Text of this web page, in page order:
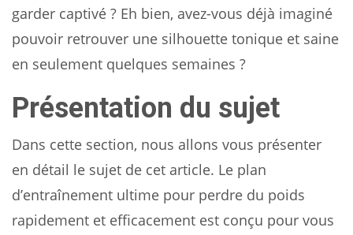
garder captivé ? Eh bien, avez-vous déjà imaginé
pouvoir retrouver une silhouette tonique et saine
en seulement quelques semaines ?
Présentation du sujet
Dans cette section, nous allons vous présenter
en détail le sujet de cet article. Le plan
d’entraînement ultime pour perdre du poids
rapidement et efficacement est conçu pour vous